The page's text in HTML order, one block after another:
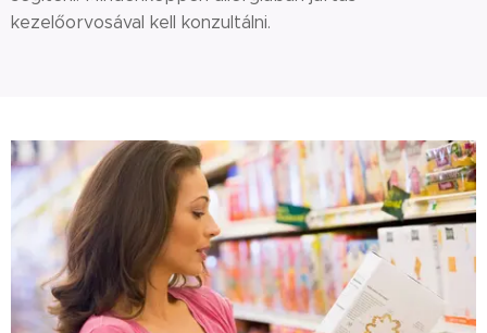
kezelőorvosával kell konzultálni.